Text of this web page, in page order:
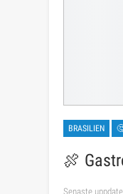
BRASILIEN
🍖
Senaste